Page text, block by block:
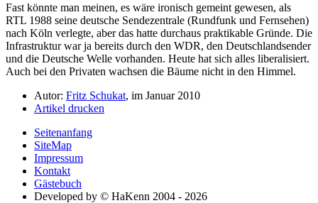
Fast könnte man meinen, es wäre ironisch gemeint gewesen, als
RTL 1988 seine deutsche Sendezentrale (Rundfunk und Fernsehen)
nach Köln verlegte, aber das hatte durchaus praktikable Gründe. Die
Infrastruktur war ja bereits durch den WDR, den Deutschlandsender
und die Deutsche Welle vorhanden. Heute hat sich alles liberalisiert.
Auch bei den Privaten wachsen die Bäume nicht in den Himmel.
Autor: Fritz Schukat, im Januar 2010
Artikel drucken
Seitenanfang
SiteMap
Impressum
Kontakt
Gästebuch
Developed by © HaKenn 2004 - 2026